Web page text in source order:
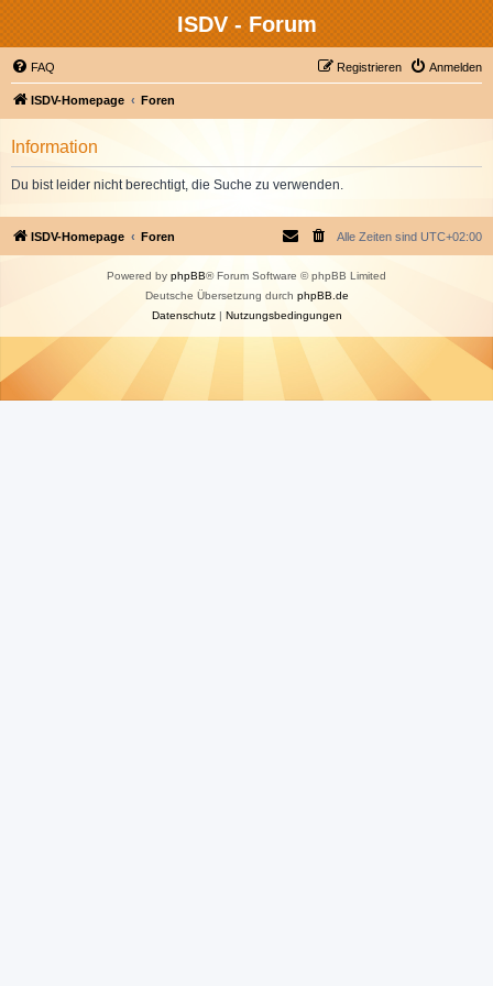
ISDV - Forum
FAQ Anmelden
Registrieren
ISDV-Homepage Foren
Information
Du bist leider nicht berechtigt, die Suche zu verwenden.
ISDV-Homepage Foren Alle Zeiten sind UTC+02:00
Powered by phpBB® Forum Software © phpBB Limited
Deutsche Übersetzung durch phpBB.de
Datenschutz| Nutzungsbedingungen